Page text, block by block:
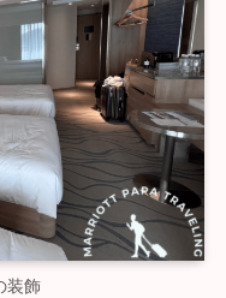
装飾